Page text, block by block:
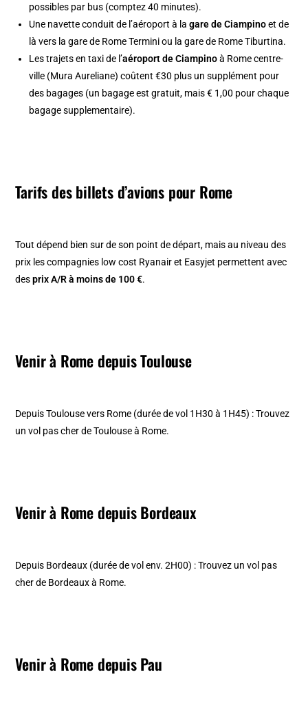
possibles par bus (comptez 40 minutes).
Une navette conduit de l’aéroport à lagare de Ciampinoet de
là vers la gare de Rome Termini ou la gare de Rome Tiburtina.
Les trajets en taxi de l’aéroport de Ciampinoà Rome centre-
ville (Mura Aureliane) coûtent €30 plus un supplément pour
des bagages (un bagage est gratuit, mais € 1,00 pour chaque
bagage supplementaire).
Tarifs des billets d’avions pour Rome
Tout dépend bien sur de son point de départ, mais au niveau des
prix les compagnies low cost Ryanair et Easyjet permettent avec
desprix A/R à moins de 100 €.
Venir à Rome depuis Toulouse
Depuis Toulouse vers Rome (durée de vol 1H30 à 1H45) : Trouvez
un vol pas cher de Toulouse à Rome.
Venir à Rome depuis Bordeaux
Depuis Bordeaux (durée de vol env. 2H00) : Trouvez un vol pas
cher de Bordeaux à Rome.
Venir à Rome depuis Pau